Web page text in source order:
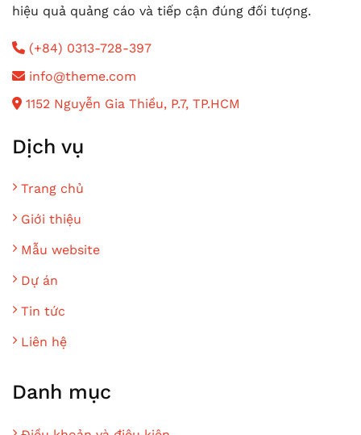
hiệu quả quảng cáo và tiếp cận đúng đối tượng.
(+84) 0313-728-397
info@theme.com
1152 Nguyễn Gia Thiều, P.7, TP.HCM
Dịch vụ
Trang chủ
Giới thiệu
Mẫu website
Dự án
Tin tức
Liên hệ
Danh mục